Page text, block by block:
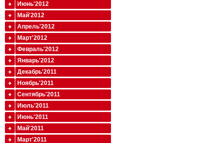
Июнь'2012
Май'2012
Апрель'2012
Март'2012
Февраль'2012
Январь'2012
Декабрь'2011
Ноябрь'2011
Сентябрь'2011
Июль'2011
Июнь'2011
Май'2011
Март'2011